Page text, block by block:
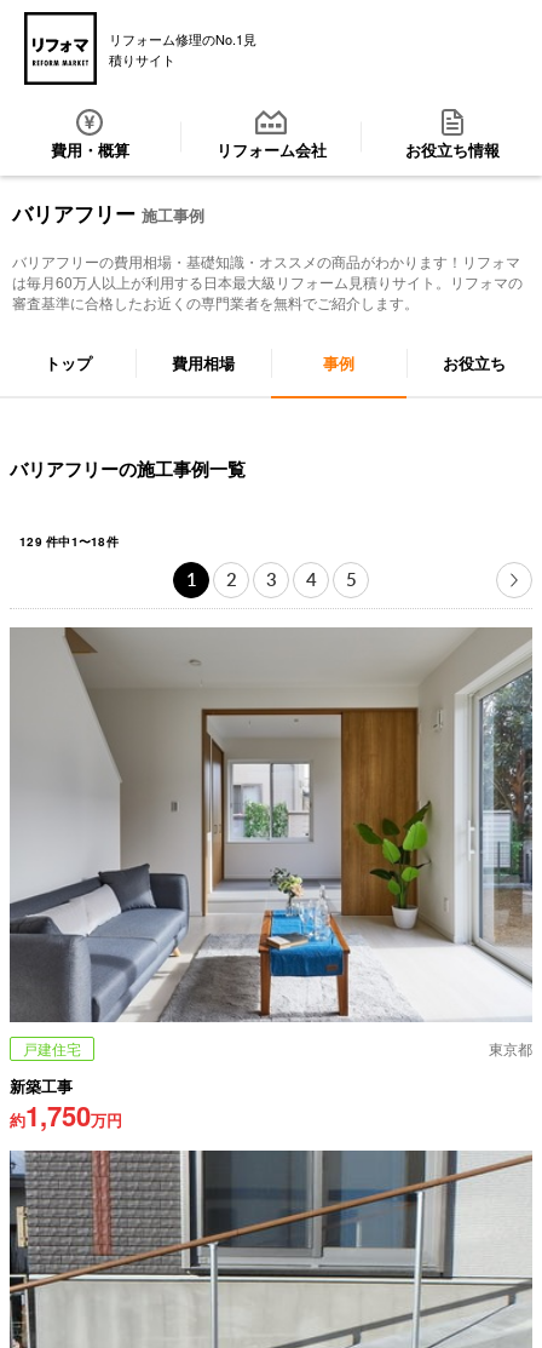
リフォーム修理のNo.1見
積りサイト
費用・概算 リフォーム会社 お役立ち情報
バリアフリー 施工事例
バリアフリーの費用相場・基礎知識・オススメの商品がわかります！リフォマ
は毎月60万人以上が利用する日本最大級リフォーム見積りサイト。リフォマの
審査基準に合格したお近くの専門業者を無料でご紹介します。
トップ 費用相場 事例 お役立ち
バリアフリーの施工事例一覧
129件中1〜18件
1 2 3 4 5
戸建住宅 東京都
新築工事
約1,750万円